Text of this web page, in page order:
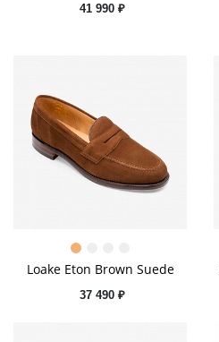
41 990 ₽
Loake Eton Brown Suede
37 490 ₽